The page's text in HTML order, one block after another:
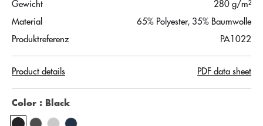
Gewicht
280 g/m²
Material
65% Polyester, 35% Baumwolle
Produktreferenz
PA1022
Product details PDF data sheet
Color : Black